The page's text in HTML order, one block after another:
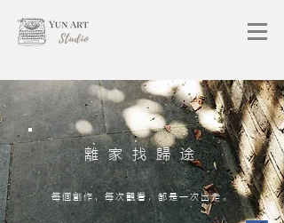
離家找歸途
每個創作，每次觀看，都是一次出走。